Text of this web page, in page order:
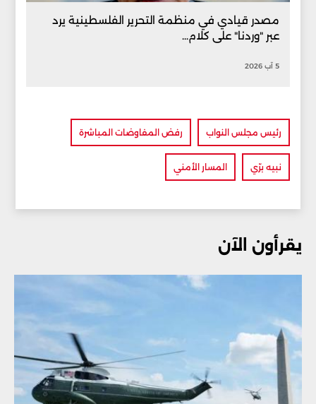
مصدر قيادي في منظمة التحرير الفلسطينية يرد
عبر "وردنا" على كلام...
5 آب 2026
رئيس مجلس النواب رفض المفاوضات المباشرة
نبيه برّي المسار الأمني
يقرأون الآن